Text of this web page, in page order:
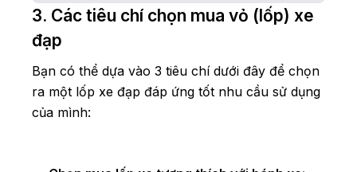
3. Các tiêu chí chọn mua vỏ (lốp) xe
đạp
Bạn có thể dựa vào 3 tiêu chí dưới đây để chọn
ra một lốp xe đạp đáp ứng tốt nhu cầu sử dụng
của mình: